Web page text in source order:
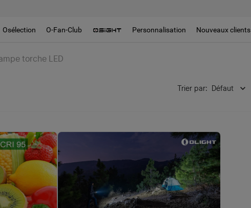
Osélection O-Fan-Club Personnalisation Nouveaux clients
torche LED
Trier par: Défaut